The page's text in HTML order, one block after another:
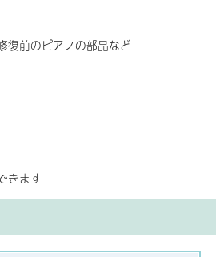
復前のピアノの部品など
きます